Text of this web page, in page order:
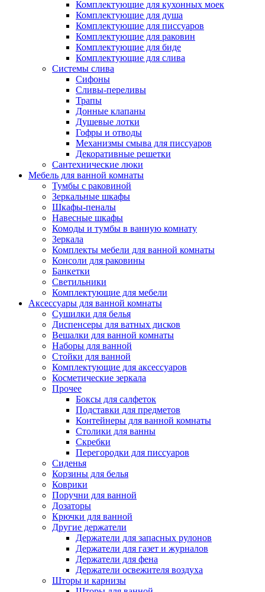
Комплектующие для кухонных моек
Комплектующие для душа
Комплектующие для писсуаров
Комплектующие для раковин
Комплектующие для биде
Комплектующие для слива
Системы слива
Сифоны
Сливы-переливы
Трапы
Донные клапаны
Душевые лотки
Гофры и отводы
Механизмы смыва для писсуаров
Декоративные решетки
Сантехнические люки
Мебель для ванной комнаты
Тумбы с раковиной
Зеркальные шкафы
Шкафы-пеналы
Навесные шкафы
Комоды и тумбы в ванную комнату
Зеркала
Комплекты мебели для ванной комнаты
Консоли для раковины
Банкетки
Светильники
Комплектующие для мебели
Аксессуары для ванной комнаты
Сушилки для белья
Диспенсеры для ватных дисков
Вешалки для ванной комнаты
Наборы для ванной
Стойки для ванной
Комплектующие для аксессуаров
Косметические зеркала
Прочее
Боксы для салфеток
Подставки для предметов
Контейнеры для ванной комнаты
Столики для ванны
Скребки
Перегородки для писсуаров
Сиденья
Корзины для белья
Коврики
Поручни для ванной
Дозаторы
Крючки для ванной
Другие держатели
Держатели для запасных рулонов
Держатели для газет и журналов
Держатели для фена
Держатели освежителя воздуха
Шторы и карнизы